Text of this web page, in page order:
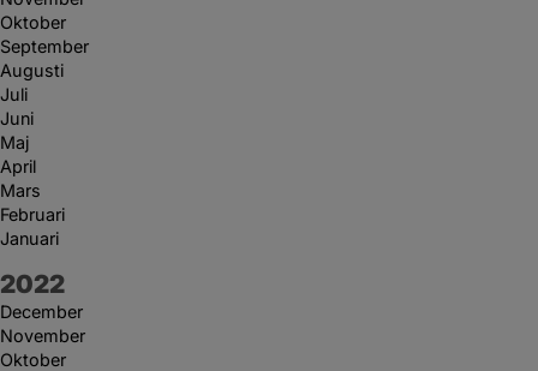
Oktober
September
Augusti
Juli
Juni
Maj
April
Mars
Februari
Januari
År:
2022
December
November
Oktober